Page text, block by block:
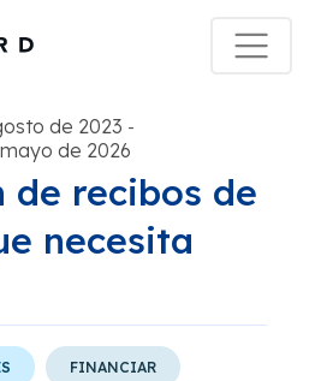
de 2023 -
de 2026
de recibos de
necesita
FINANCIAR